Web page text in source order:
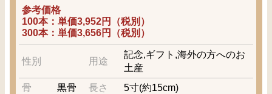
参考価格
100本：単価3,952円（税別）
300本：単価3,656円（税別）
性別 用途
記念,ギフト,海外の方へのお
土産
骨
黒骨 長さ
5寸(約15cm)